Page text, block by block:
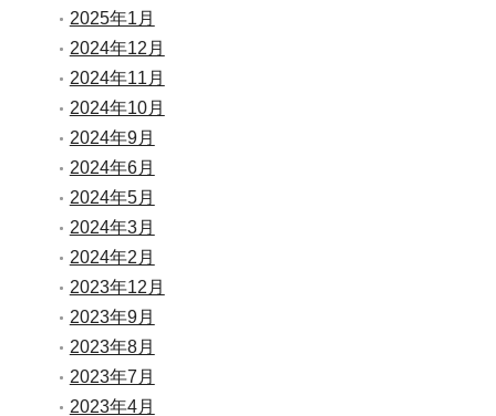
2025年1月
2024年12月
2024年11月
2024年10月
2024年9月
2024年6月
2024年5月
2024年3月
2024年2月
2023年12月
2023年9月
2023年8月
2023年7月
2023年4月